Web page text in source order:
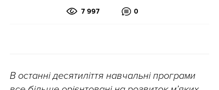
7 997 0
В останні десятиліття навчальні програми